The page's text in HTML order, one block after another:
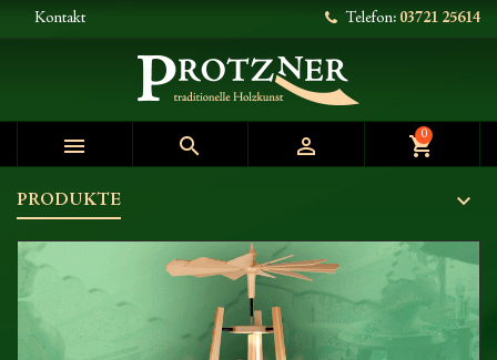
Kontakt Telefon: 03721 25614
   shopping_cart
0
PRODUKTE